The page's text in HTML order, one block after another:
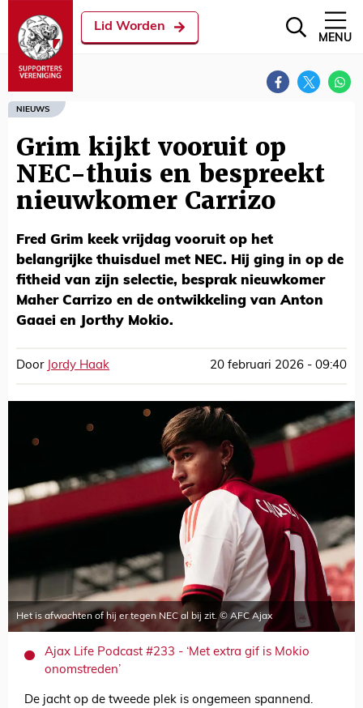
Lid Worden
MENU
NIEUWS
Grim kijkt vooruit op
NEC-thuis en bespreekt
nieuwkomer Carrizo
Fred Grim keek vrijdag vooruit op het
belangrijke thuisduel met NEC. Hij ging in op de
fitheid van zijn selectie, besprak nieuwkomer
Maher Carrizo en de ontwikkeling van Anton
Gaaei en Jorthy Mokio.
Door Jordy Haak 20 februari 2026 - 09:40
Het is afwachten of hij er tegen NEC al bij zit. © AFC Ajax
Ajax Life Podcast #233 - ‘Met extra gif is Mokio
onomstreden’
De jacht op de tweede plek is ongemeen spannend.